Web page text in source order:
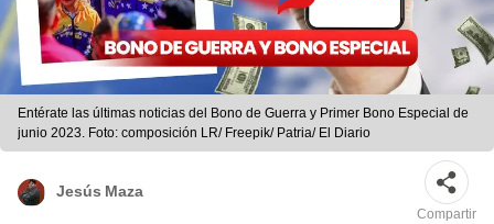
Entérate las últimas noticias del Bono de Guerra y Primer Bono Especial de
junio 2023. Foto: composición LR/ Freepik/ Patria/ El Diario
Jesús Maza
Compartir